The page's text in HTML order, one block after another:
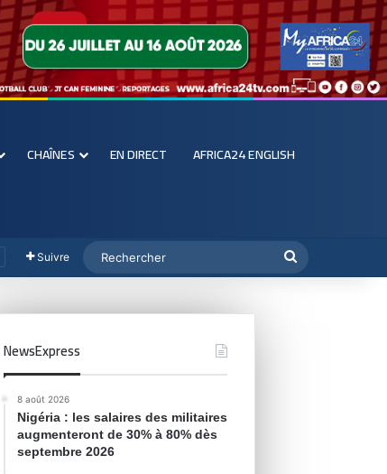
CHAÎNES EN DIRECT AFRICA24 ENGLISH
Suivre
NewsExpress
8 août 2026
Nigéria : les salaires des militaires
augmenteront de 30% à 80% dès
septembre 2026